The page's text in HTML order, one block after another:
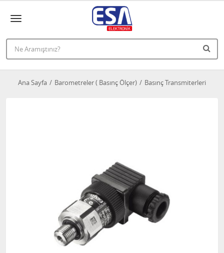
Ana Sayfa Barometreler ( Basınç Ölçer) Basınç Transmiterleri